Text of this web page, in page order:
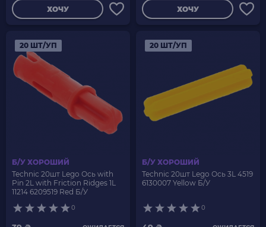
ХОЧУ ХОЧУ
20 ШТ/УП
Б/У ХОРОШИЙ
Technic 20шт Lego Ось with
Pin 2L with Friction Ridges 1L
11214 6209519 Red Б/У
0
20 ШТ/УП
Б/У ХОРОШИЙ
Technic 20шт Lego Ось 3L 4519
6130007 Yellow Б/У
0